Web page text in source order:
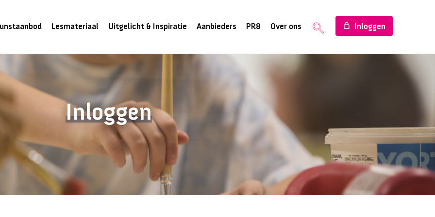
Lesmateriaal Uitgelicht & Inspiratie Aanbieders PR8 Over ons Inloggen
Inloggen